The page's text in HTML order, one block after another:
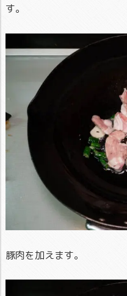
す。
豚肉を加えます。